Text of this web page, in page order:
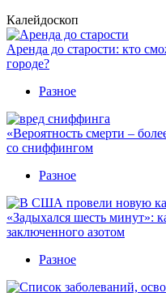
Калейдоскоп
Аренда до старости: кто
городе?
Разное
«Вероятность смерти –
со сниффингом
Разное
«Задыхался шесть минут»:
заключенного азотом
Разное